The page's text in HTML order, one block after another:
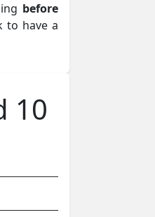
before
to have a
10